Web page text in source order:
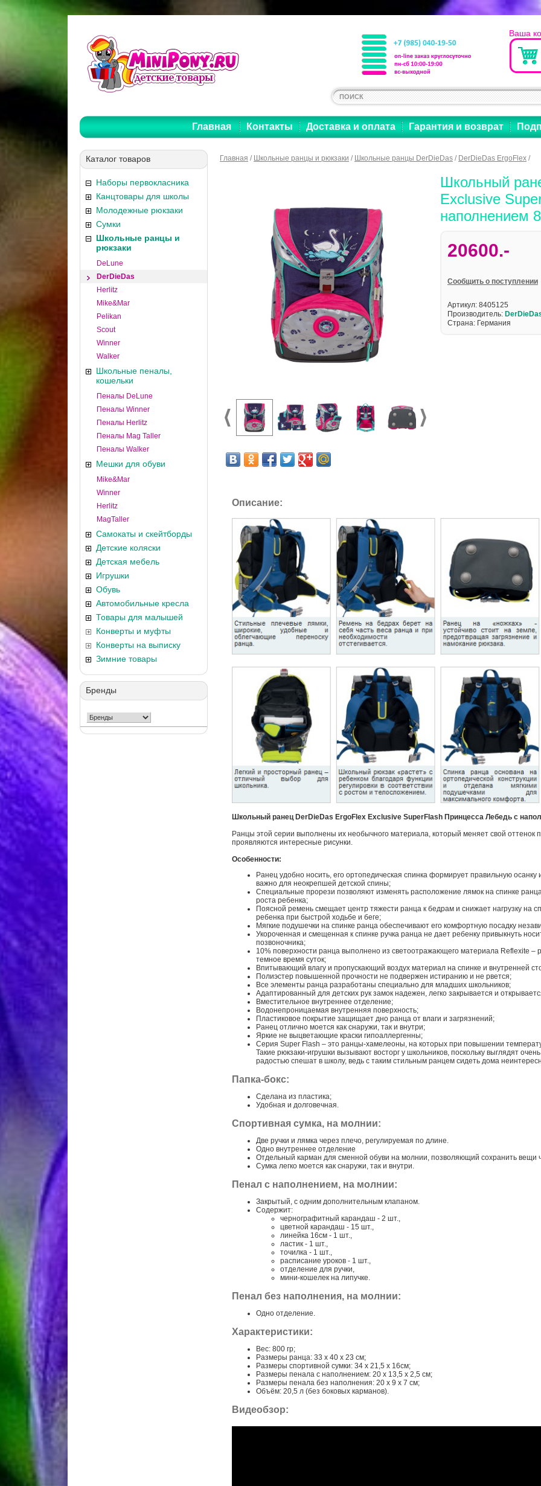
Ваша
Главная Контакты Доставка и оплата Гарантия и возврат
Каталог товаров
Наборы первокласника
Канцтовары для школы
Молодежные рюкзаки
Сумки
Школьные ранцы и
рюкзаки
DeLune
DerDieDas
Herlitz
Mike&Mar
Pelikan
Scout
Winner
Walker
Школьные пеналы,
кошельки
Пеналы DeLune
Пеналы Winner
Пеналы Herlitz
Пеналы Mag Taller
Пеналы Walker
Мешки для обуви
Mike&Mar
Winner
Herlitz
MagTaller
Самокаты и скейтборды
Детские коляски
Детская мебель
Игрушки
Обувь
Автомобильные кресла
Товары для малышей
Конверты и муфты
Конверты на выписку
Зимние товары
Бренды
Главная / Школьные ранцы и рюкзаки / Школьные ранцы DerDieDas / DerDieDas ErgoFlex /
Школьный
Exclusive
наполнением
20600.-
Cообщить о поступлении
Артикул: 8405125
Производитель:
Страна: Германия
Описание:
Школьный ранец DerDieDas ErgoFlex Exclusive SuperFlash Принцесса Лебедь с
Ранцы этой серии выполнены их необычного материала, который меняет свой оттенок
проявляются интересные рисунки.
Особенности:
Ранец удобно носить, его ортопедическая спинка формирует правильную
важно для неокрепшей детской спины;
Cпециальные прорези позволяют изменять расположение лямок на спинке
роста ребенка;
Поясной ремень смещает центр тяжести ранца к бедрам и снижает нагрузку на
ребенка при быстрой ходьбе и беге;
Мягкие подушечки на спинке ранца обеспечивают его комфортную посадку
Укороченная и смещенная к спинке ручка ранца не дает ребенку привыкнуть
позвоночника;
10% поверхности ранца выполнено из светоотражающего материала Reflexite –
темное время суток;
Впитывающий влагу и пропускающий воздух материал на спинке и внутренней
Полиэстер повышенной прочности не подвержен истиранию и не рвется;
Все элементы ранца разработаны специально для младших школьников;
Адаптированный для детских рук замок надежен, легко закрывается и
Вместительное внутреннее отделение;
Водонепроницаемая внутренняя поверхность;
Пластиковое покрытие защищает дно ранца от влаги и загрязнений;
Ранец отлично моется как снаружи, так и внутри;
Яркие не выцветающие краски гипоаллергенны;
Серия Super Flash – это ранцы-хамелеоны, на которых при повышении
Такие рюкзаки-игрушки вызывают восторг у школьников, поскольку выглядят
радостью спешат в школу, ведь с таким стильным ранцем сидеть дома
Папка-бокс:
Сделана из пластика;
Удобная и долговечная.
Спортивная сумка, на молнии:
Две ручки и лямка через плечо, регулируемая по длине.
Одно внутреннее отделение
Отдельный карман для сменной обуви на молнии, позволяющий сохранить вещи
Сумка легко моется как снаружи, так и внутри.
Пенал с наполнением, на молнии:
Закрытый, с одним дополнительным клапаном.
Содержит:
чернографитный карандаш - 2 шт.,
цветной карандаш - 15 шт.,
линейка 16см - 1 шт.,
ластик - 1 шт.,
точилка - 1 шт.,
расписание уроков - 1 шт.,
отделение для ручки,
мини-кошелек на липучке.
Пенал без наполнения, на молнии:
Одно отделение.
Характеристики:
Вес: 800 гр;
Размеры ранца: 33 x 40 x 23 см;
Размеры спортивной сумки: 34 х 21,5 х 16см;
Размеры пенала с наполнением: 20 х 13,5 х 2,5 см;
Размеры пенала без наполнения: 20 х 9 х 7 см;
Объём: 20,5 л (без боковых карманов).
Видеобзор: